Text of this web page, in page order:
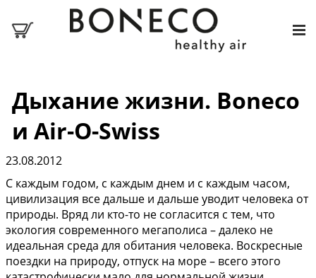
Дыхание жизни. Boneco
и Air-O-Swiss
23.08.2012
С каждым годом, с каждым днем и с каждым часом,
цивилизация все дальше и дальше уводит человека от
природы. Вряд ли кто-то не согласится с тем, что
экология современного мегаполиса – далеко не
идеальная среда для обитания человека. Воскресные
поездки на природу, отпуск на море – всего этого